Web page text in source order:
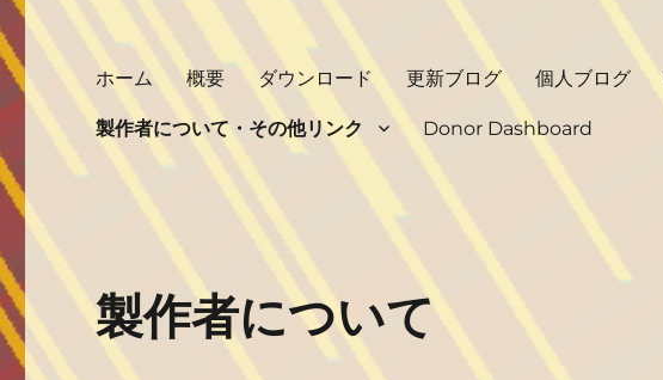
ホーム 概要 ダウンロード 更新ブログ 個人ブログ
製作者について・その他リンク Donor Dashboard
製作者について